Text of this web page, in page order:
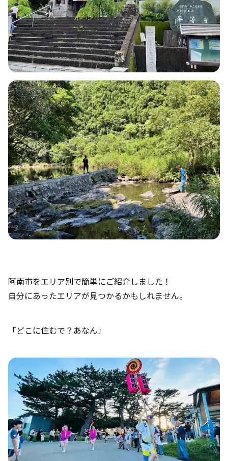
阿南市をエリア別で簡単にご紹介しました！
自分にあったエリアが見つかるかもしれません。
「どこに住むで？あなん」